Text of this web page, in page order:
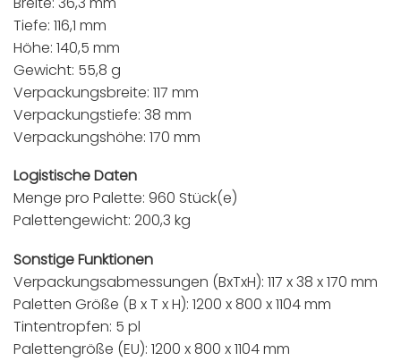
Tiefe: 116,1 mm
Höhe: 140,5 mm
Gewicht: 55,8 g
Verpackungsbreite: 117 mm
Verpackungstiefe: 38 mm
Verpackungshöhe: 170 mm
Logistische Daten
Menge pro Palette: 960 Stück(e)
Palettengewicht: 200,3 kg
Sonstige Funktionen
Verpackungsabmessungen (BxTxH): 117 x 38 x 170 mm
Paletten Größe (B x T x H): 1200 x 800 x 1104 mm
Tintentropfen: 5 pl
Palettengröße (EU): 1200 x 800 x 1104 mm